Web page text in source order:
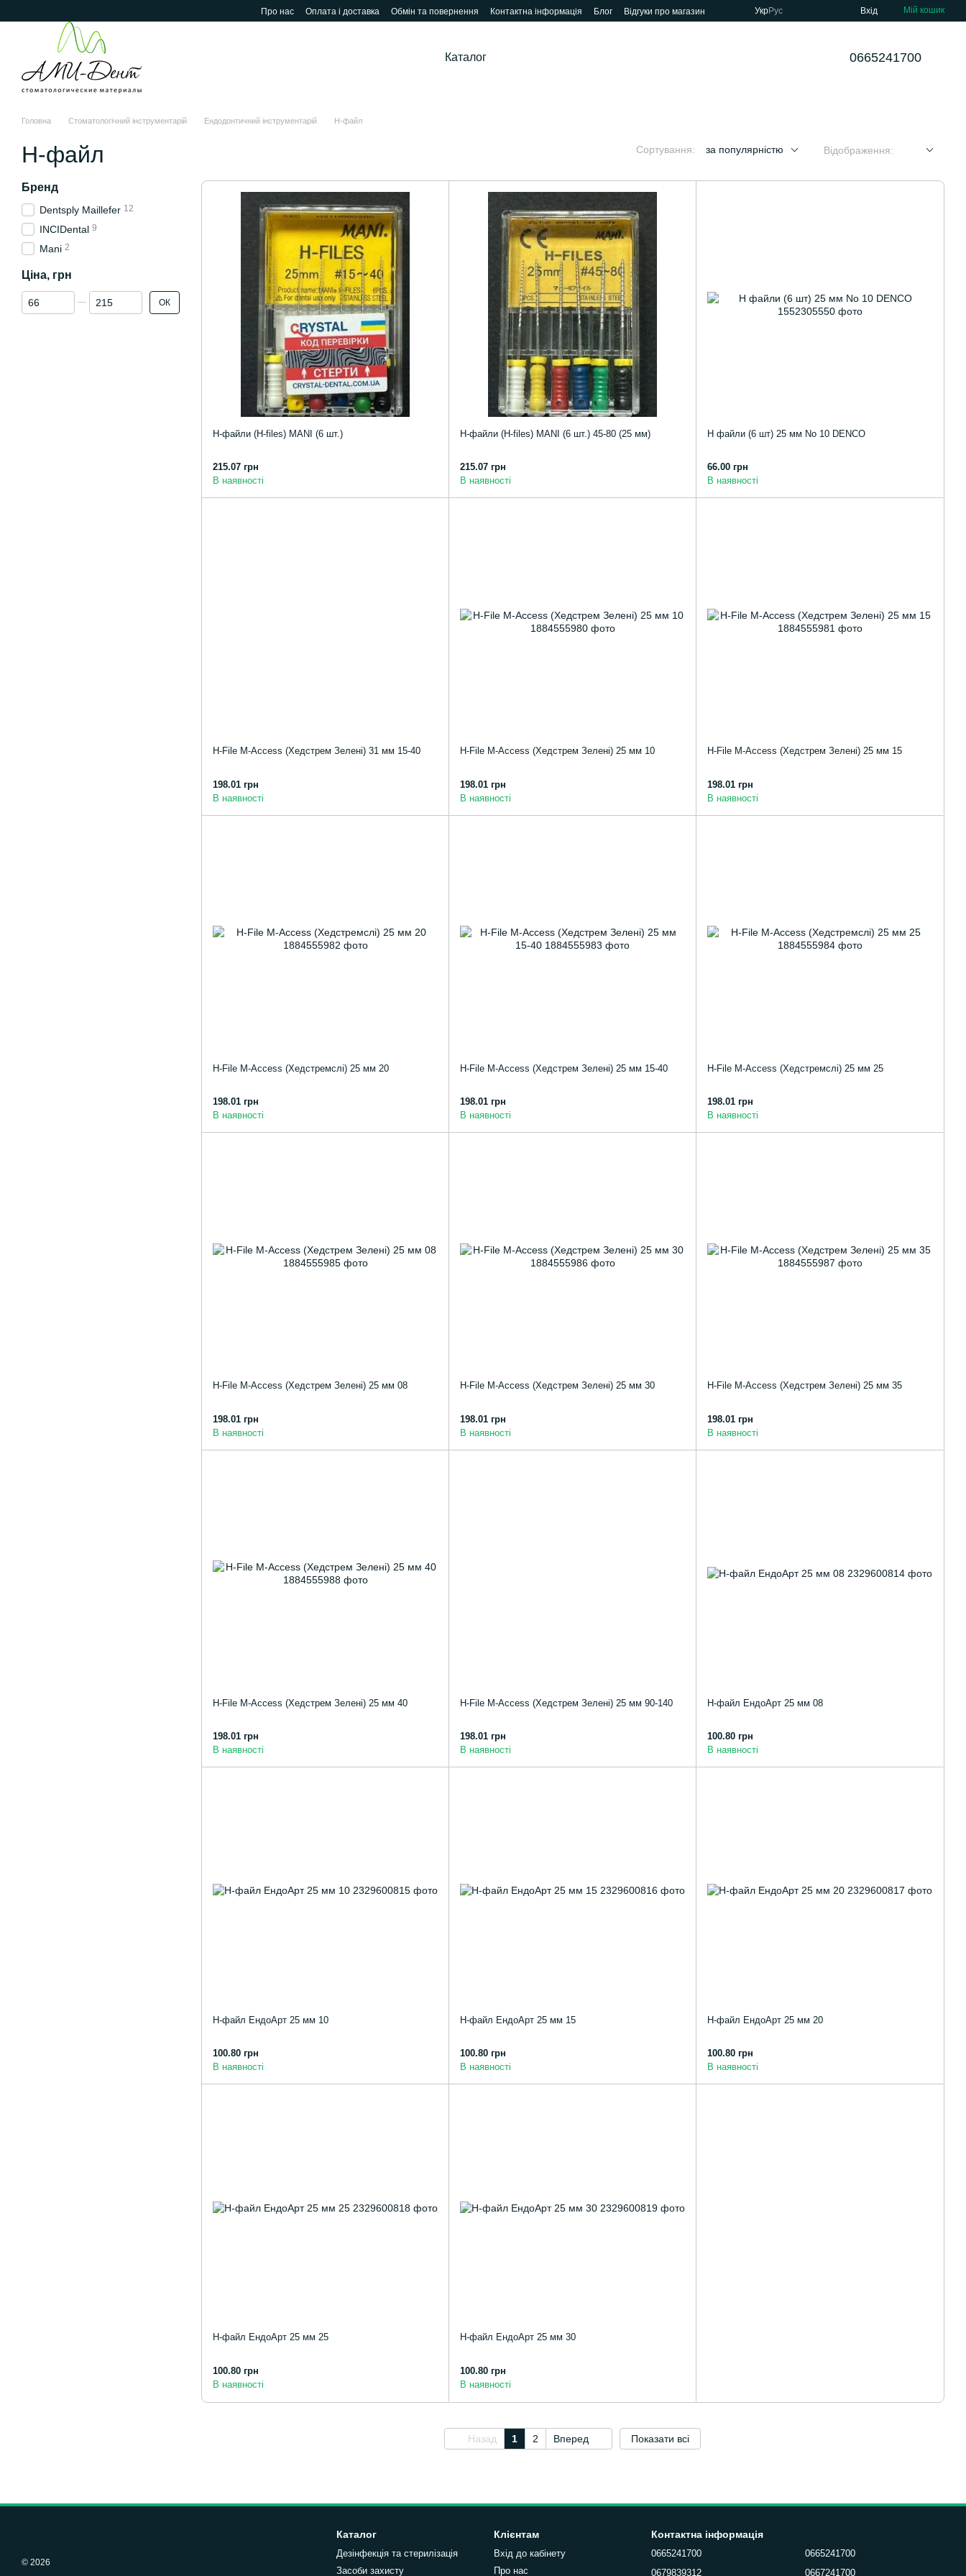
Про нас Оплата і доставка Обмін та повернення Контактна інформація Блог Відгуки про магазин УкрРус Вхід Мій кошик
Каталог 0665241700
Головна Стоматологічний інструментарій Ендодонтичний інструментарій Н-файл
Н-файл Сортування: за популярністю Відображення:
Н-файли (Н-files) MANI (6 шт.)
215.07 грн
В наявності
Н-файли (Н-files) MANI (6 шт.) 45-80 (25 мм)
215.07 грн
В наявності
Н файли (6 шт) 25 мм No 10 DENCO
66.00 грн
В наявності
H-File M-Access (Хедстрем Зелені) 31 мм 15-40
198.01 грн
В наявності
H-File M-Access (Хедстрем Зелені) 25 мм 10
198.01 грн
В наявності
H-File M-Access (Хедстрем Зелені) 25 мм 15
198.01 грн
В наявності
H-File M-Access (Хедстремслі) 25 мм 20
198.01 грн
В наявності
H-File M-Access (Хедстрем Зелені) 25 мм 15-40
198.01 грн
В наявності
H-File M-Access (Хедстремслі) 25 мм 25
198.01 грн
В наявності
H-File M-Access (Хедстрем Зелені) 25 мм 08
198.01 грн
В наявності
H-File M-Access (Хедстрем Зелені) 25 мм 30
198.01 грн
В наявності
H-File M-Access (Хедстрем Зелені) 25 мм 35
198.01 грн
В наявності
H-File M-Access (Хедстрем Зелені) 25 мм 40
198.01 грн
В наявності
H-File M-Access (Хедстрем Зелені) 25 мм 90-140
198.01 грн
В наявності
Н-файл ЕндоАрт 25 мм 08
100.80 грн
В наявності
Н-файл ЕндоАрт 25 мм 10
100.80 грн
В наявності
Н-файл ЕндоАрт 25 мм 15
100.80 грн
В наявності
Н-файл ЕндоАрт 25 мм 20
100.80 грн
В наявності
Н-файл ЕндоАрт 25 мм 25
100.80 грн
В наявності
Н-файл ЕндоАрт 25 мм 30
100.80 грн
В наявності
Назад 1 2 Вперед Показати всі
Бренд
Dentsply Maillefer 12
INCIDental 9
Mani 2
Ціна, грн
Від Ціна, грн
До Ціна, грн ОК
© 2026
Каталог
Дезінфекція та стерилізація
Засоби захисту
Клієнтам
Вхід до кабінету
Про нас
Контактна інформація
0665241700
0679839312
0665241700
0667241700